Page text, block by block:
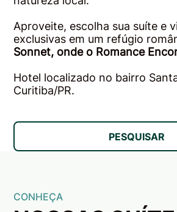
PESQUISAR
Aproveite, escolha sua suíte e
exclusivas em um refúgio
Sonnet, onde o Romance
Hotel localizado no bairro
Curitiba/PR.
CONHEÇA